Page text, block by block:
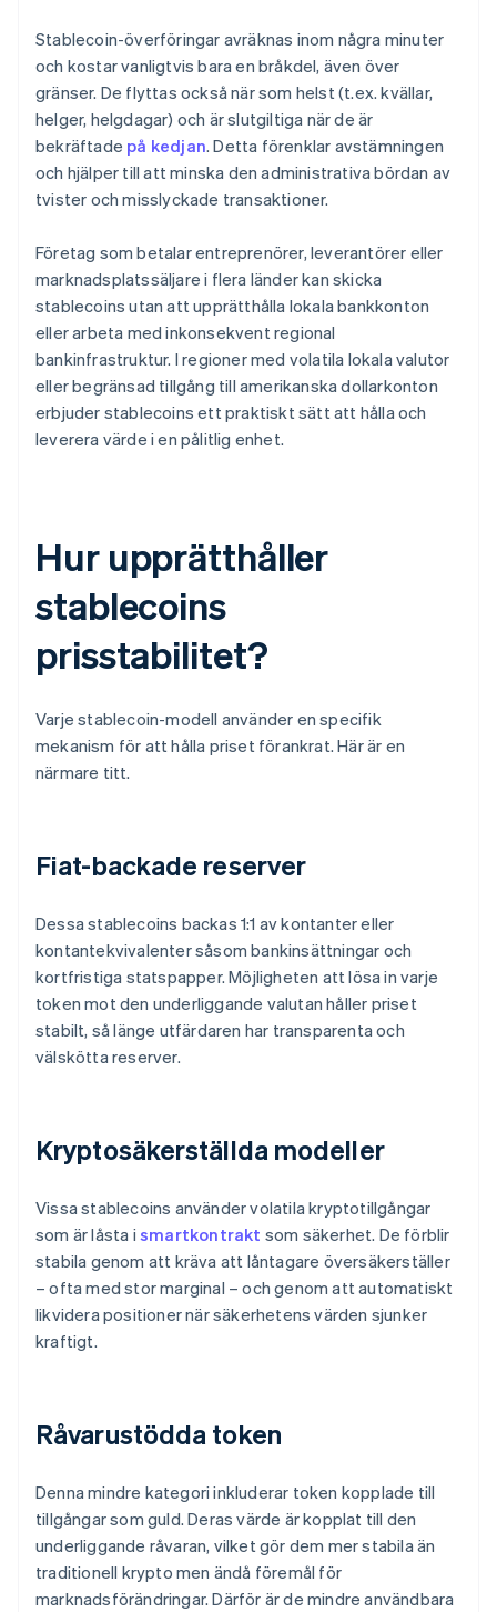
Stablecoin-överföringar avräknas inom några minuter
och kostar vanligtvis bara en bråkdel, även över
gränser. De flyttas också när som helst (t.ex. kvällar,
helger, helgdagar) och är slutgiltiga när de är
bekräftade på kedjan. Detta förenklar avstämningen
och hjälper till att minska den administrativa bördan av
tvister och misslyckade transaktioner.
Företag som betalar entreprenörer, leverantörer eller
marknadsplatssäljare i flera länder kan skicka
stablecoins utan att upprätthålla lokala bankkonton
eller arbeta med inkonsekvent regional
bankinfrastruktur. I regioner med volatila lokala valutor
eller begränsad tillgång till amerikanska dollarkonton
erbjuder stablecoins ett praktiskt sätt att hålla och
leverera värde i en pålitlig enhet.
Hur upprätthåller
stablecoins
prisstabilitet?
Varje stablecoin-modell använder en specifik
mekanism för att hålla priset förankrat. Här är en
närmare titt.
Fiat-backade reserver
Dessa stablecoins backas 1:1 av kontanter eller
kontantekvivalenter såsom bankinsättningar och
kortfristiga statspapper. Möjligheten att lösa in varje
token mot den underliggande valutan håller priset
stabilt, så länge utfärdaren har transparenta och
välskötta reserver.
Kryptosäkerställda modeller
Vissa stablecoins använder volatila kryptotillgångar
som är låsta i smartkontrakt som säkerhet. De förblir
stabila genom att kräva att låntagare översäkerställer
– ofta med stor marginal – och genom att automatiskt
likvidera positioner när säkerhetens värden sjunker
kraftigt.
Råvarustödda token
Denna mindre kategori inkluderar token kopplade till
tillgångar som guld. Deras värde är kopplat till den
underliggande råvaran, vilket gör dem mer stabila än
traditionell krypto men ändå föremål för
marknadsförändringar. Därför är de mindre användbara